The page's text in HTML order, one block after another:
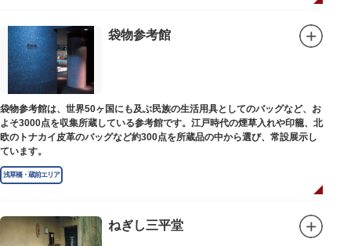
袋物参考館
袋物参考館は、世界50ヶ国にも及ぶ民族の生活用具としてのバッグなど、お
よそ3000点を収集所蔵している参考館です。江戸時代の煙草入れや印籠、北
欧のトナカイ皮革のバッグなど約300点を所蔵品の中から選び、常設展示し
ています。
浅草橋・蔵前エリア
ねぎし三平堂